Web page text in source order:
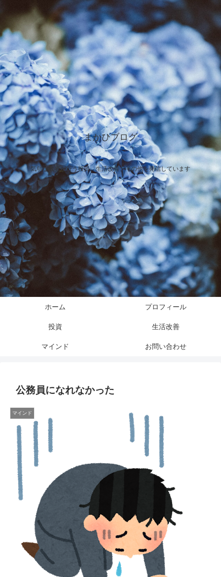
まかひブログ
気弱な敗者が行う投資、生活改善、その他を発信しています
ホーム プロフィール
投資 生活改善
マインド お問い合わせ
公務員になれなかった
マインド